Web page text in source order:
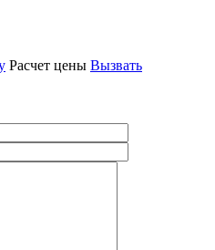
Расчет цены Вызвать